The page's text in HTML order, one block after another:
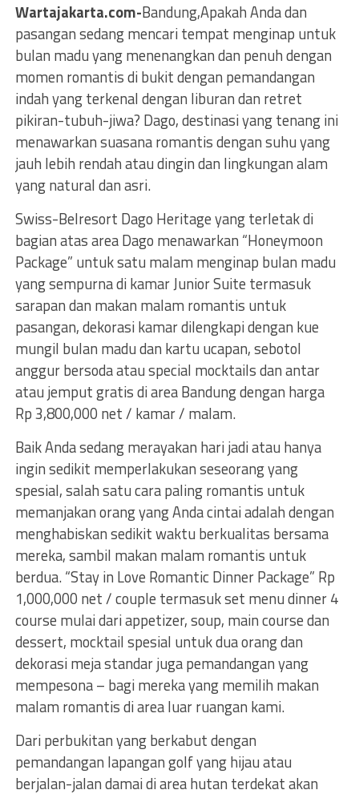
Wartajakarta.com-Bandung,Apakah Anda dan
pasangan sedang mencari tempat menginap untuk
bulan madu yang menenangkan dan penuh dengan
momen romantis di bukit dengan pemandangan
indah yang terkenal dengan liburan dan retret
pikiran-tubuh-jiwa? Dago, destinasi yang tenang ini
menawarkan suasana romantis dengan suhu yang
jauh lebih rendah atau dingin dan lingkungan alam
yang natural dan asri.
Swiss-Belresort Dago Heritage yang terletak di
bagian atas area Dago menawarkan “Honeymoon
Package” untuk satu malam menginap bulan madu
yang sempurna di kamar Junior Suite termasuk
sarapan dan makan malam romantis untuk
pasangan, dekorasi kamar dilengkapi dengan kue
mungil bulan madu dan kartu ucapan, sebotol
anggur bersoda atau special mocktails dan antar
atau jemput gratis di area Bandung dengan harga
Rp 3,800,000 net / kamar / malam.
Baik Anda sedang merayakan hari jadi atau hanya
ingin sedikit memperlakukan seseorang yang
spesial, salah satu cara paling romantis untuk
memanjakan orang yang Anda cintai adalah dengan
menghabiskan sedikit waktu berkualitas bersama
mereka, sambil makan malam romantis untuk
berdua. “Stay in Love Romantic Dinner Package” Rp
1,000,000 net / couple termasuk set menu dinner 4
course mulai dari appetizer, soup, main course dan
dessert, mocktail spesial untuk dua orang dan
dekorasi meja standar juga pemandangan yang
mempesona – bagi mereka yang memilih makan
malam romantis di area luar ruangan kami.
Dari perbukitan yang berkabut dengan
pemandangan lapangan golf yang hijau atau
berjalan-jalan damai di area hutan terdekat akan